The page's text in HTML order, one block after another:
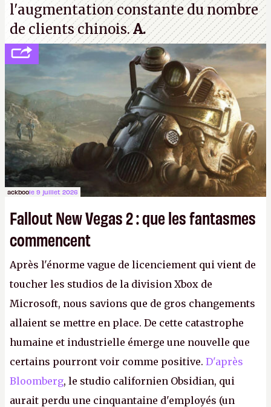
l'augmentation constante du nombre
de clients chinois.A.
ackboole 9 juillet 2026
Fallout New Vegas 2 : que les fantasmes
commencent
Après l'énorme vague de licenciement qui vient de
toucher les studios de la division Xbox de
Microsoft, nous savions que de gros changements
allaient se mettre en place. De cette catastrophe
humaine et industrielle émerge une nouvelle que
certains pourront voir comme positive. D'après
Bloomberg, le studio californien Obsidian, qui
aurait perdu une cinquantaine d'employés (un